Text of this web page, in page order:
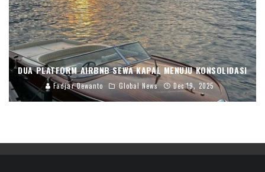
DUA PLATFORM AIRBNB SEWA KAPAL MENUJU KONSOLIDASI
Fadjar Dewanto Global News Dec 19, 2025